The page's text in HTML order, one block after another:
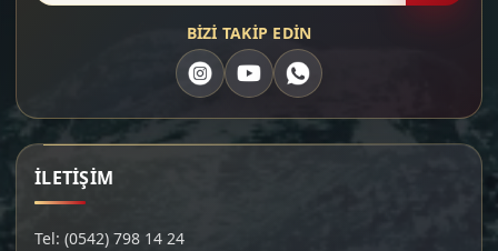
BİZİ TAKİP EDİN
İLETİŞİM
Tel: (0542) 798 14 24